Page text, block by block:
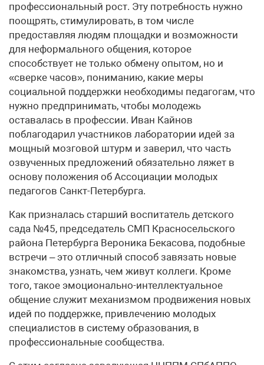
профессиональный рост. Эту потребность нужно
поощрять, стимулировать, в том числе
предоставляя людям площадки и возможности
для неформального общения, которое
способствует не только обмену опытом, но и
«сверке часов», пониманию, какие меры
социальной поддержки необходимы педагогам, что
нужно предпринимать, чтобы молодежь
оставалась в профессии. Иван Кайнов
поблагодарил участников лаборатории идей за
мощный мозговой штурм и заверил, что часть
озвученных предложений обязательно ляжет в
основу положения об Ассоциации молодых
педагогов Санкт-Петербурга.
Как призналась старший воспитатель детского
сада №45, председатель СМП Красносельского
района Петербурга Вероника Бекасова, подобные
встречи – это отличный способ завязать новые
знакомства, узнать, чем живут коллеги. Кроме
того, такое эмоционально-интеллектуальное
общение служит механизмом продвижения новых
идей по поддержке, привлечению молодых
специалистов в систему образования, в
профессиональные сообщества.